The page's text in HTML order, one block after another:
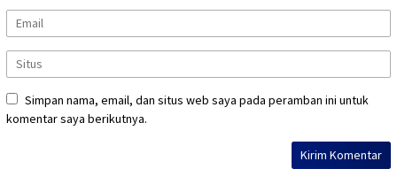
Simpan nama, email, dan situs web saya pada peramban ini untuk
komentar saya berikutnya.